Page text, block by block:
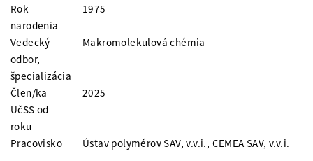
Rok
narodenia
1975
Vedecký
odbor,
špecializácia
Makromolekulová chémia
Člen/ka
UčSS od
roku
2025
Pracovisko Ústav polymérov SAV, v.v.i., CEMEA SAV, v.v.i.